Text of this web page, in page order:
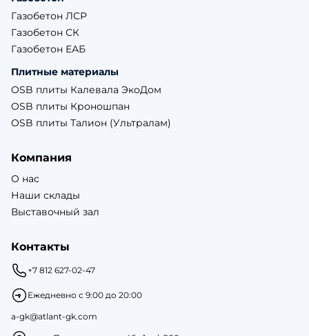
Газобетон ЛСР
Газобетон СК
Газобетон ЕАБ
Плитные материалы
OSB плиты Калевала ЭкоДом
OSB плиты Кроношпан
OSB плиты Талион (Ультралам)
Компания
О нас
Наши склады
Выставочный зал
Контакты
+7 812 627-02-47
Ежедневно с 9:00 до 20:00
a-gk@atlant-gk.com